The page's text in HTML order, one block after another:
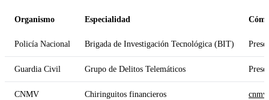
Organismo Especialidad
Policía Nacional Brigada de Investigación Tecnológica (BIT)
Guardia Civil Grupo de Delitos Telemáticos
CNMV Chiringuitos financieros